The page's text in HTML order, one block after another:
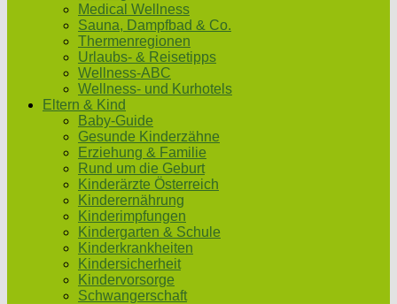
Medical Wellness
Sauna, Dampfbad & Co.
Thermenregionen
Urlaubs- & Reisetipps
Wellness-ABC
Wellness- und Kurhotels
Eltern & Kind
Baby-Guide
Gesunde Kinderzähne
Erziehung & Familie
Rund um die Geburt
Kinderärzte Österreich
Kinderernährung
Kinderimpfungen
Kindergarten & Schule
Kinderkrankheiten
Kindersicherheit
Kindervorsorge
Schwangerschaft